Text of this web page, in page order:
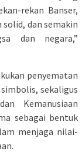
rekan Banser,
dan semakin
dan negara,”
penyematan
sekaligus
Kemanusiaan
sebagai bentuk
menjaga nilai-